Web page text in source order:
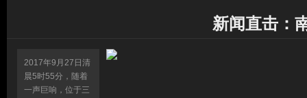
新闻直击：
2017年9月27日清
晨5时55分，随着
一声巨响，位于三